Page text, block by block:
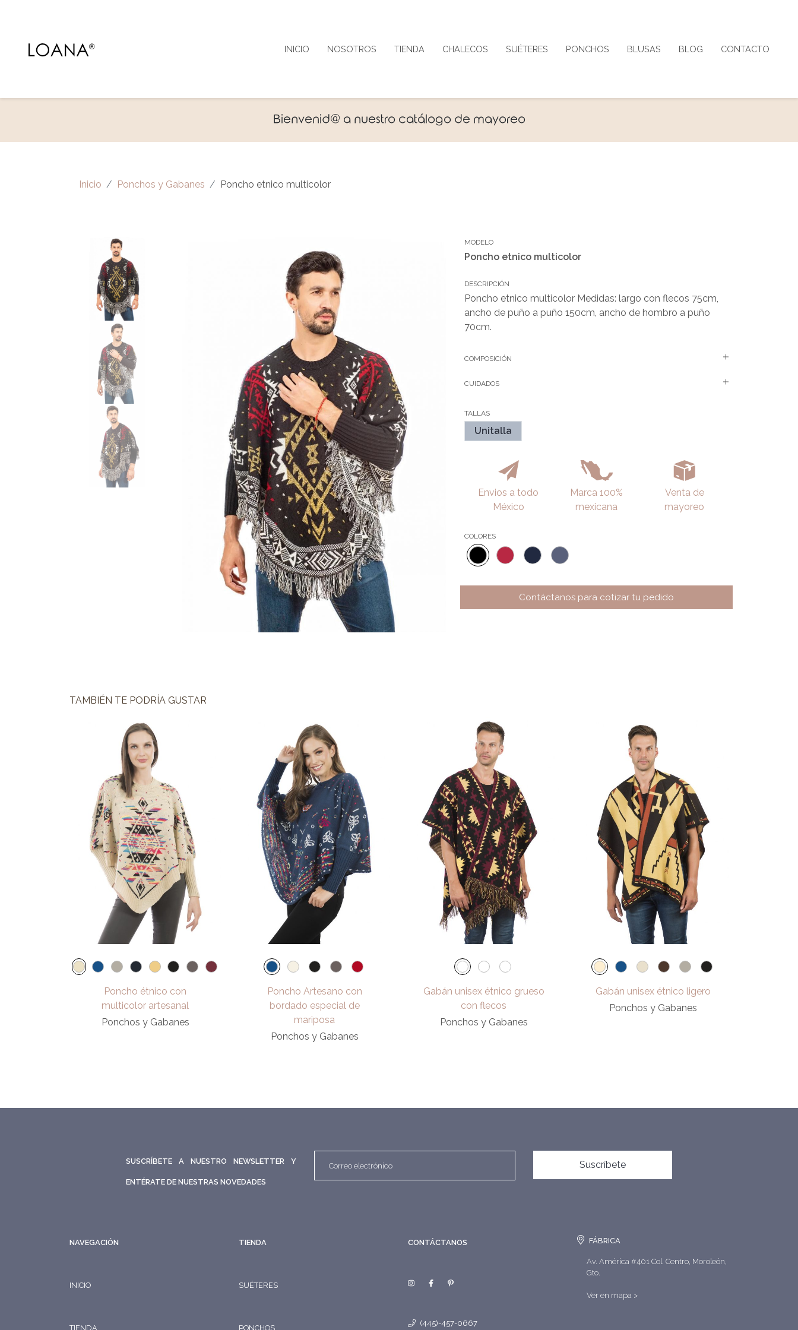
Bienvenid@ a nuestro catálogo de mayoreo
INICIO NOSOTROS TIENDA CHALECOS SUÉTERES PONCHOS BLUSAS BLOG CONTACTO
Inicio Ponchos y Gabanes Poncho etnico multicolor
MODELO
Poncho etnico multicolor
DESCRIPCIÓN
Poncho etnico multicolor Medidas: largo con flecos 75cm,
ancho de puño a puño 150cm, ancho de hombro a puño
70cm.
COMPOSICIÓN
CUIDADOS
TALLAS
Unitalla
Envios a todo
México
Marca 100%
mexicana
Venta de
mayoreo
COLORES
Contáctanos para cotizar tu pedido
TAMBIÉN TE PODRÍA GUSTAR
Poncho étnico con
multicolor artesanal
Ponchos y Gabanes
Poncho Artesano con
bordado especial de
mariposa
Ponchos y Gabanes
Gabán unisex étnico grueso
con flecos
Ponchos y Gabanes
Gabán unisex étnico ligero
Ponchos y Gabanes
SUSCRÍBETE A NUESTRO NEWSLETTER Y
ENTÉRATE DE NUESTRAS NOVEDADES
Suscríbete
NAVEGACIÓN
INICIO
TIENDA
TIENDA
SUÉTERES
PONCHOS
CONTÁCTANOS
(445)-457-0667
FÁBRICA
Av. América #401 Col. Centro, Moroleón,
Gto.
Ver en mapa >